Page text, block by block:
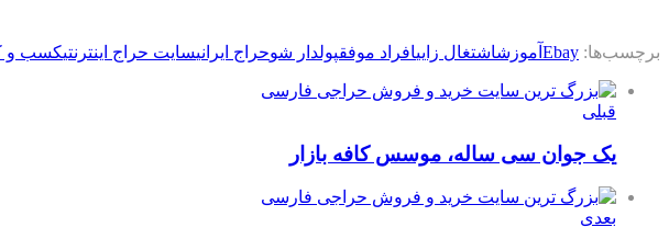
برچسب‌ها: Ebay آموزشاشتغال زاییافراد موفقپولدار شوحراج ایرانیسایت حراج اینترنتیكسب و
قبلی
یک جوان سی ساله، موسس کافه بازار
بعدی